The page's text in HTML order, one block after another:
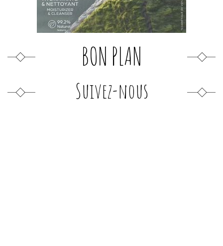
BON PLAN
Suivez-nous